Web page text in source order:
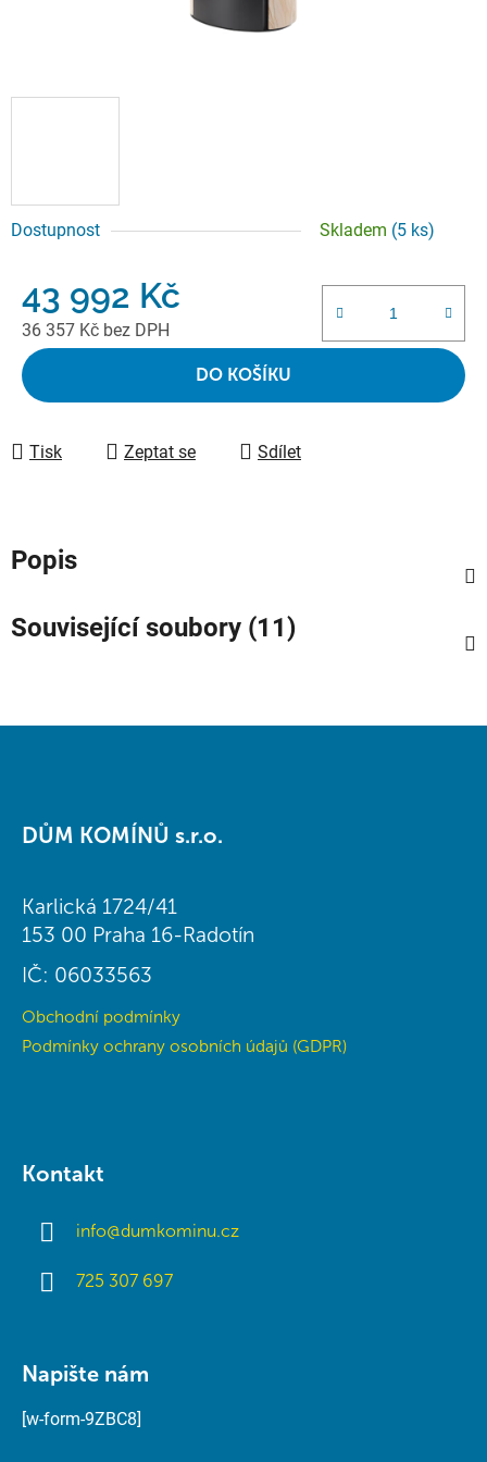
Dostupnost Skladem (5 ks)
43 992 Kč
36 357 Kč bez DPH
Měrná cena:
DO KOŠÍKU
Tisk Zeptat se Sdílet
Popis
Související soubory (11)
DŮM KOMÍNŮ s.r.o.
Karlická 1724/41
153 00 Praha 16-Radotín
IČ: 06033563
Obchodní podmínky
Podmínky ochrany osobních údajů (GDPR)
Kontakt
info@dumkominu.cz
725 307 697
Napište nám
[w-form-9ZBC8]